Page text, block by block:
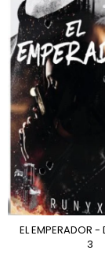
EL EMPERADOR - DARKVERSE
3